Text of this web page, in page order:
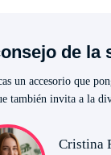
de la
un accesorio que
también invita a la
Cristina